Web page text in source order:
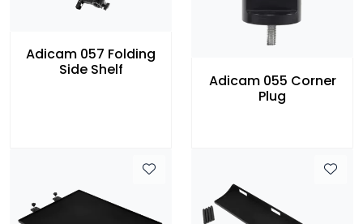
Adicam 057 Folding
Side Shelf
Adicam 055 Corner
Plug